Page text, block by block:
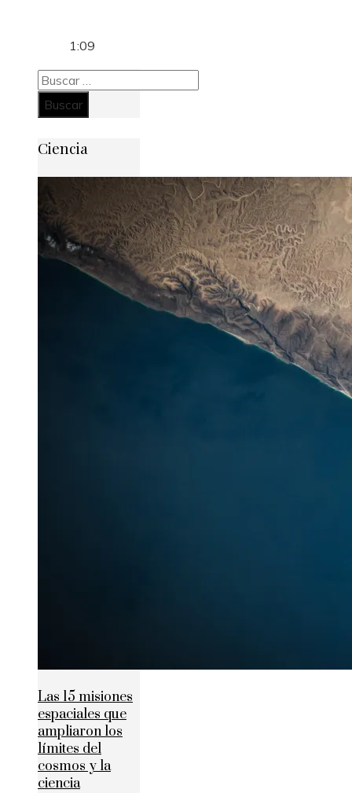
1:09
Buscar:
Ciencia
Las 15 misiones
espaciales que
ampliaron los
límites del
cosmos y la
ciencia